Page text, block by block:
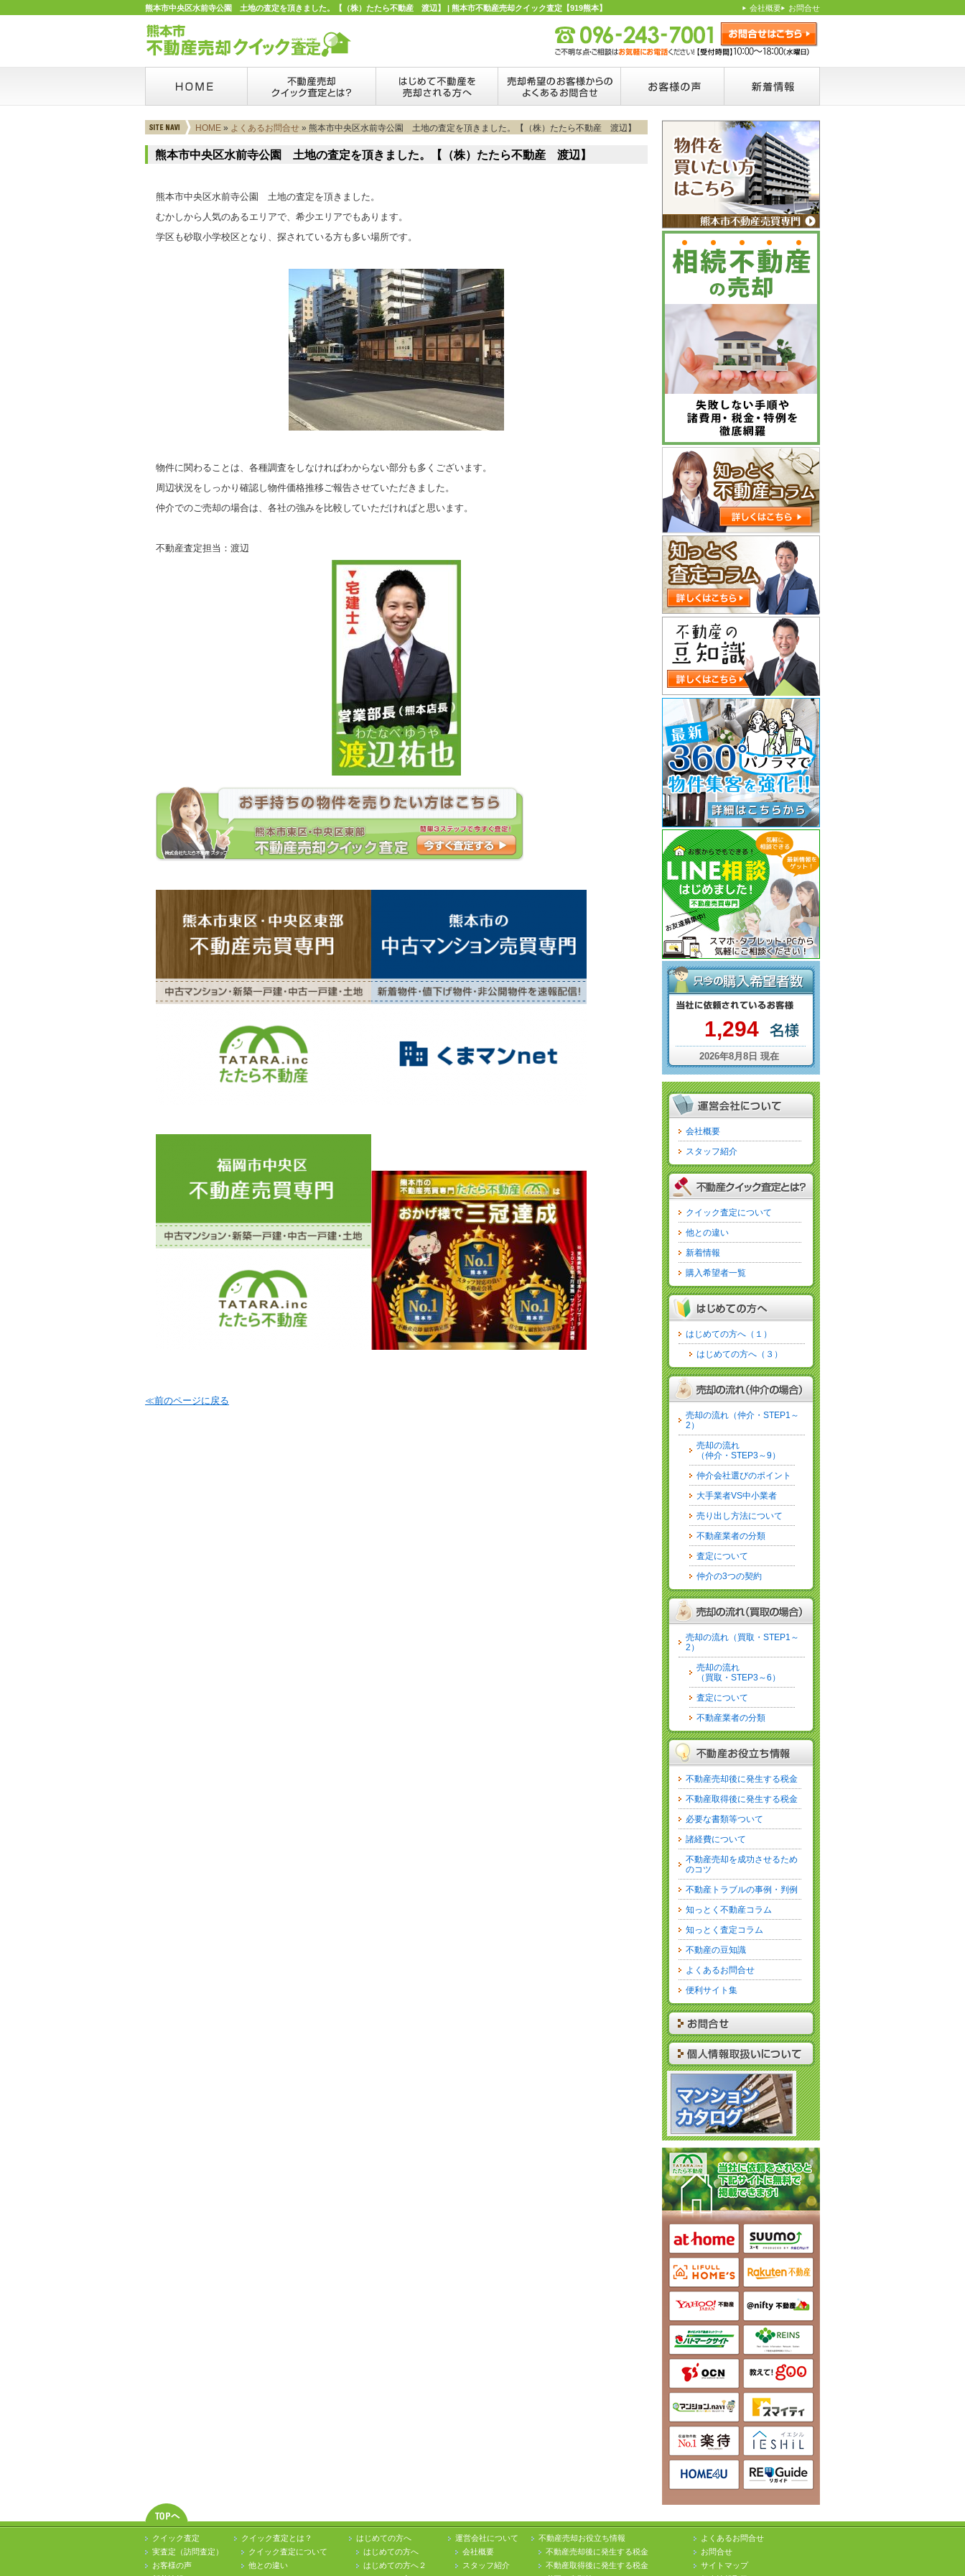
熊本市中央区水前寺公園 土地の査定を頂きました。【（株）たたら不動産 渡辺】 | 熊本市不動産売却クイック査定【919熊本】 会社概要 お問合せ
HOME » よくあるお問合せ » 熊本市中央区水前寺公園 土地の査定を頂きました。【（株）たたら不動産 渡辺】
熊本市中央区水前寺公園 土地の査定を頂きました。【（株）たたら不動産 渡辺】
熊本市中央区水前寺公園 土地の査定を頂きました。
むかしから人気のあるエリアで、希少エリアでもあります。
学区も砂取小学校区となり、探されている方も多い場所です。
物件に関わることは、各種調査をしなければわからない部分も多くございます。
周辺状況をしっかり確認し物件価格推移ご報告させていただきました。
仲介でのご売却の場合は、各社の強みを比較していただければと思います。
不動産査定担当：渡辺
≪前のページに戻る
cat
1,294
2026年8月8日 現在
会社概要
スタッフ紹介
クイック査定について
他との違い
新着情報
購入希望者一覧
はじめての方へ（１）
はじめての方へ（３）
売却の流れ（仲介・STEP1～
2）
売却の流れ
（仲介・STEP3～9）
仲介会社選びのポイント
大手業者VS中小業者
売り出し方法について
不動産業者の分類
査定について
仲介の3つの契約
売却の流れ（買取・STEP1～
2）
売却の流れ
（買取・STEP3～6）
査定について
不動産業者の分類
不動産売却後に発生する税金
不動産取得後に発生する税金
必要な書類等ついて
諸経費について
不動産売却を成功させるため
のコツ
不動産トラブルの事例・判例
知っとく不動産コラム
知っとく査定コラム
不動産の豆知識
よくあるお問合せ
便利サイト集
クイック査定
実査定（訪問査定）
お客様の声
クイック査定とは？
クイック査定について
他との違い
はじめての方へ
はじめての方へ
はじめての方へ２
運営会社について
会社概要
スタッフ紹介
不動産売却お役立ち情報
不動産売却後に発生する税金
不動産取得後に発生する税金
よくあるお問合せ
お問合せ
サイトマップ